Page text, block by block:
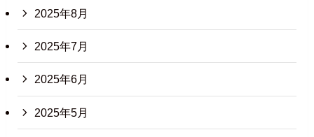
2025年8月
2025年7月
2025年6月
2025年5月